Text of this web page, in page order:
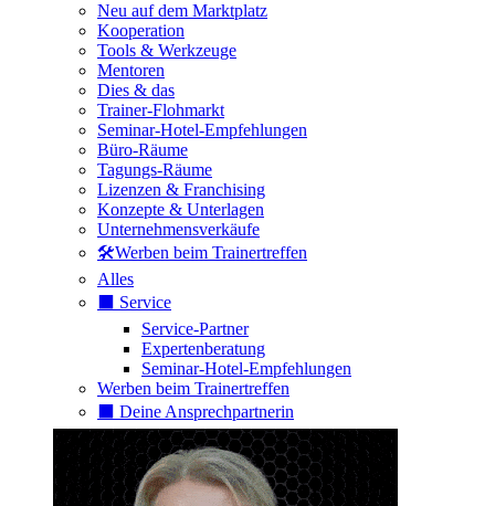
Neu auf dem Marktplatz
Kooperation
Tools & Werkzeuge
Mentoren
Dies & das
Trainer-Flohmarkt
Seminar-Hotel-Empfehlungen
Büro-Räume
Tagungs-Räume
Lizenzen & Franchising
Konzepte & Unterlagen
Unternehmensverkäufe
🛠️Werben beim Trainertreffen
Alles
⬛️ Service
Service-Partner
Expertenberatung
Seminar-Hotel-Empfehlungen
Werben beim Trainertreffen
⬛️ Deine Ansprechpartnerin